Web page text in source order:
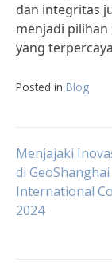
dan integritas
menjadi
yang
Posted in Blog
Post
Menjajaki
di GeoShanghai
International
2024